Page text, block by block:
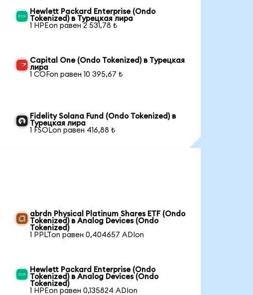
Hewlett Packard Enterprise (Ondo
Tokenized) в Турецкая лира
1 HPEon равен 2 531,78 ₺
Capital One (Ondo Tokenized) в Турецкая
лира
1 COFon равен 10 395,67 ₺
Fidelity Solana Fund (Ondo Tokenized) в
Турецкая лира
1 FSOLon равен 416,88 ₺
abrdn Physical Platinum Shares ETF (Ondo
Tokenized) в Analog Devices (Ondo
Tokenized)
1 PPLTon равен 0,404657 ADIon
Hewlett Packard Enterprise (Ondo
Tokenized) в Analog Devices (Ondo
Tokenized)
1 HPEon равен 0,135824 ADIon